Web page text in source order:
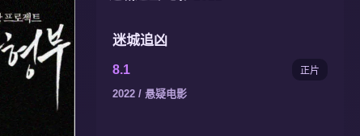
迷城追凶
8.1 正片
2022 / 悬疑电影